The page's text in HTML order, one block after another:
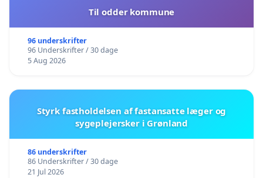
Til odder kommune
96 underskrifter
96 Underskrifter / 30 dage
5 Aug 2026
Styrk fastholdelsen af fastansatte læger og
sygeplejersker i Grønland
86 underskrifter
86 Underskrifter / 30 dage
21 Jul 2026